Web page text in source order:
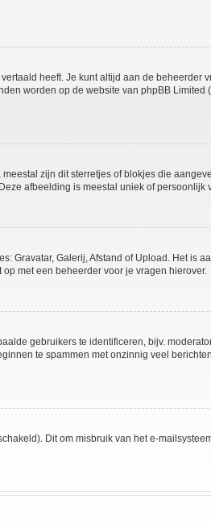
heeft. Je kunt altijd aan de beheerder
worden op de website van phpBB Limited
zijn dit sterretjes of blokjes die
afbeelding is meestal uniek of persoonlijk
Gravatar, Galerij, Afstand of Upload. Het is
met een beheerder voor je vragen hierover.
gebruikers te identificeren, bijv.
te spammen met onzinnig veel
Dit om misbruik van het e-